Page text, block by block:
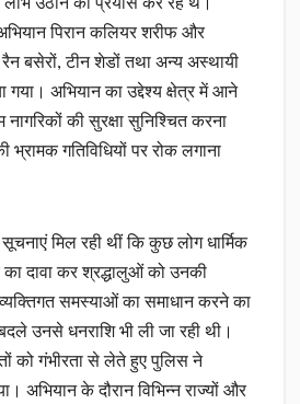
पिरान कलियर शरीफ और
बसेरों, टीन शेडों तथा अन्य अस्थायी
गया। अभियान का उद्देश्य क्षेत्र में आने
की सुरक्षा सुनिश्चित करना
भ्रामक गतिविधियों पर रोक लगाना
मिल रही थीं कि कुछ लोग धार्मिक
दावा कर श्रद्धालुओं को उनकी
व्यक्तिगत समस्याओं का समाधान करने का
उनसे धनराशि भी ली जा रही थी।
को गंभीरता से लेते हुए पुलिस ने
अभियान के दौरान विभिन्न राज्यों और